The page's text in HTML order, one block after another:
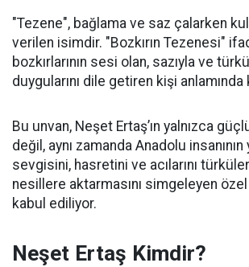
"Tezene", bağlama ve saz çalarken
verilen isimdir. "Bozkırın Tezenesi"
bozkırlarının sesi olan, sazıyla ve
duygularını dile getiren kişi anlamında
Bu unvan, Neşet Ertaş’ın yalnızca
değil, aynı zamanda Anadolu insanının
sevgisini, hasretini ve acılarını
nesillere aktarmasını simgeleyen
kabul ediliyor.
Neşet Ertaş Kimdir?